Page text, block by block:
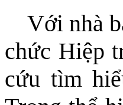
Với nhà
chức Hiệp
cứu tìm